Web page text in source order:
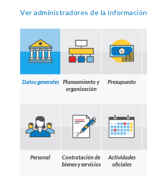
Ver administradores de la información
Datos generales
Planeamiento y
organización
Presupuesto
Personal
Contratación de
bienes y servicios
Actividades
oficiales